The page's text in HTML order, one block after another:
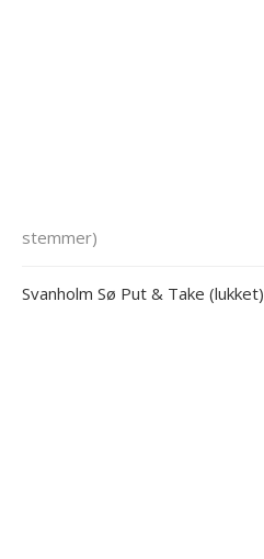
stemmer)
Svanholm Sø Put & Take (lukket)